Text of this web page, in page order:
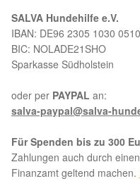
SALVA Hundehilfe e.V.
IBAN: DE96 2305 1030
BIC: NOLADE21SHO
Sparkasse Südholstein
oder per PAYPAL an:
salva-paypal@salva-
Für Spenden bis zu 300
Zahlungen auch durch
Finanzamt geltend machen.